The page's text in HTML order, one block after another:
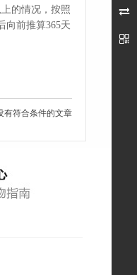


的情况，按照
向前推算365天
有符合条件的文章